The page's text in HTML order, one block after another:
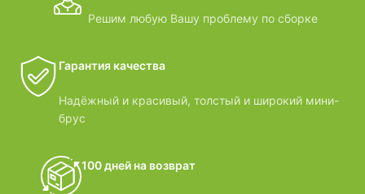
Решим любую Вашу проблему по сборке
Гарантия качества
Надёжный и красивый, толстый и широкий мини-
брус
100 дней на возврат